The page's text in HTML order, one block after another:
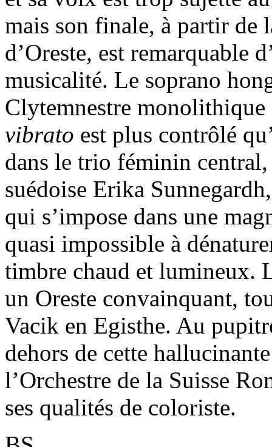
mais son finale, à partir de
d’Oreste, est remarquable
musicalité. Le soprano
Clytemnestre monolithique
vibrato est plus contrôlé
dans le trio féminin central,
suédoise Erika
qui s’impose dans une
quasi impossible à
timbre chaud et lumineux.
un Oreste convainquant,
Vacik en Egisthe. Au
dehors de cette
l’Orchestre de la Suisse
ses qualités de coloriste.